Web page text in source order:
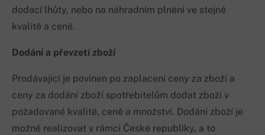
dodací lhůty, nebo na náhradním plnění ve stejné
kvalitě a ceně.
Dodání a převzetí zboží
Prodávající je povinen po zaplacení ceny za zboží a
ceny za dodání zboží spotřebitelům dodat zboží v
požadované kvalitě, ceně a množství. Dodání zboží je
možné realizovat v rámci České republiky, a to